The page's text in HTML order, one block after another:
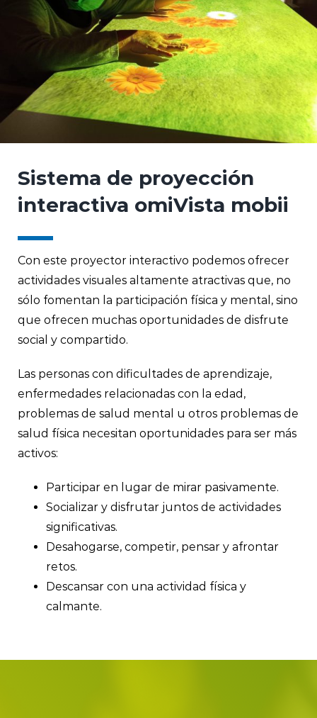
Sistema de proyección
interactiva omiVista mobii
Con este proyector interactivo podemos ofrecer
actividades visuales altamente atractivas que, no
sólo fomentan la participación física y mental, sino
que ofrecen muchas oportunidades de disfrute
social y compartido.
Las personas con dificultades de aprendizaje,
enfermedades relacionadas con la edad,
problemas de salud mental u otros problemas de
salud física necesitan oportunidades para ser más
activos:
Participar en lugar de mirar pasivamente.
Socializar y disfrutar juntos de actividades
significativas.
Desahogarse, competir, pensar y afrontar
retos.
Descansar con una actividad física y
calmante.